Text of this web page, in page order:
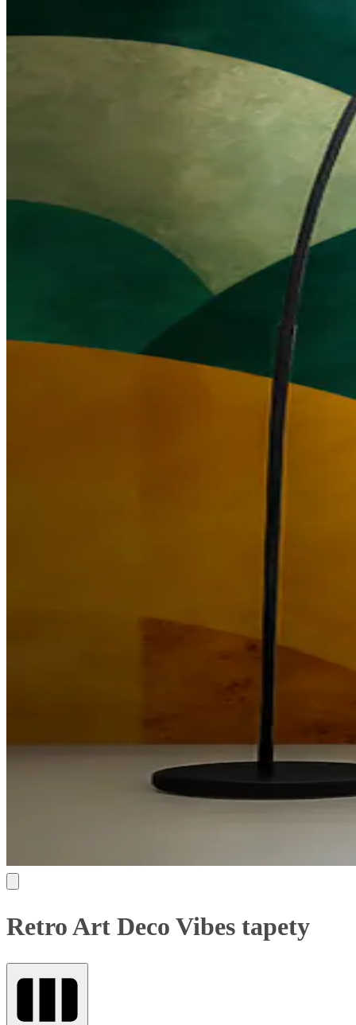
Retro Art Deco Vibes tapety